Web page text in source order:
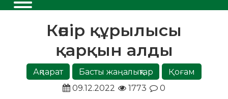
Көпір құрылысы
қарқын алды
Ақпарат Басты жаңалықтар
Қоғам
09.12.2022
1773 0